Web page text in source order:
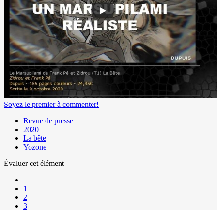
Soyez le premier à commenter!
Revue de presse
2020
La bête
Yozone
Évaluer cet élément
1
2
3